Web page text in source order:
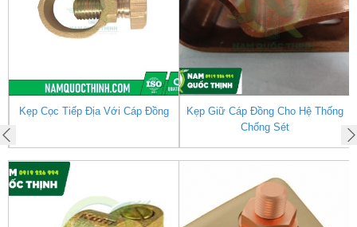
Kẹp Cọc Tiếp Địa Với Cáp Đồng
Kẹp Giữ Cáp Đồng Cho Hệ Thống
Chống Sét